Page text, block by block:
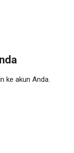
ke akun Anda.